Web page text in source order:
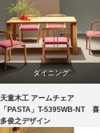
椅子
豊口克平
天童木工
成形合板
椅子
ダイニング
ビーチ
天童木工 アームチェア
「PASTA」T-5395WB-NT 喜
多俊之デザイン